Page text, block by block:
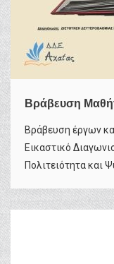
Βράβευση
Βράβευση έργων
Εικαστικό
Πολιτειότητα και